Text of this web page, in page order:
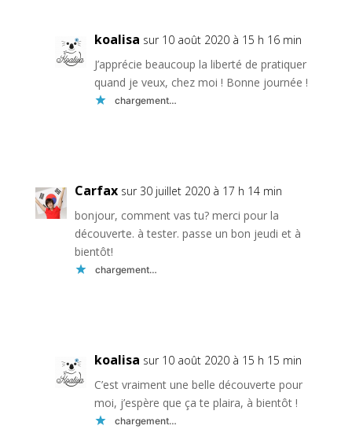
koalisa sur 10 août 2020 à 15 h 16 min
J’apprécie beaucoup la liberté de pratiquer
quand je veux, chez moi ! Bonne journée !
chargement…
Carfax sur 30 juillet 2020 à 17 h 14 min
bonjour, comment vas tu? merci pour la
découverte. à tester. passe un bon jeudi et à
bientôt!
chargement…
koalisa sur 10 août 2020 à 15 h 15 min
C’est vraiment une belle découverte pour
moi, j’espère que ça te plaira, à bientôt !
chargement…